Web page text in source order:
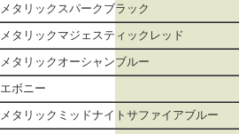
メタリックスパークブラック
メタリックマジェスティックレッド
メタリックオーシャンブルー
エボニー
メタリックミッドナイトサファイアブルー